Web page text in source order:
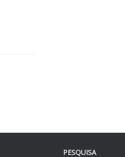
PESQUISA